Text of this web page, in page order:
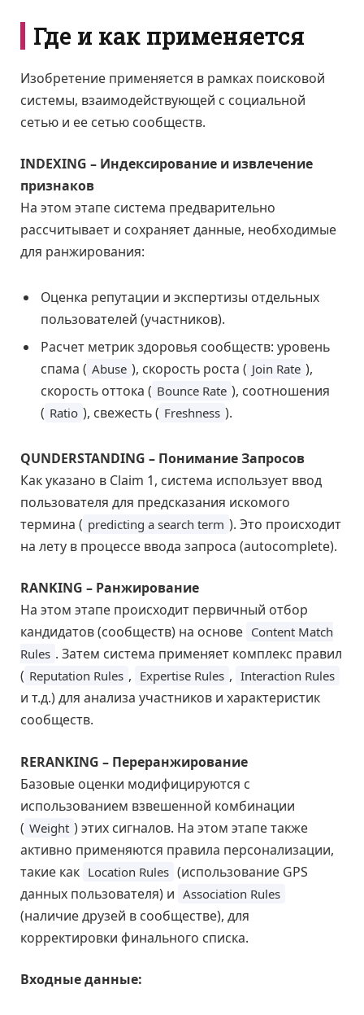
Где и как применяется
Изобретение применяется в рамках поисковой
системы, взаимодействующей с социальной
сетью и ее сетью сообществ.
INDEXING – Индексирование и извлечение
признаков
На этом этапе система предварительно
рассчитывает и сохраняет данные, необходимые
для ранжирования:
Оценка репутации и экспертизы отдельных
пользователей (участников).
Расчет метрик здоровья сообществ: уровень
спама ( Abuse ), скорость роста ( Join Rate ),
скорость оттока ( Bounce Rate ), соотношения
( Ratio ), свежесть ( Freshness ).
QUNDERSTANDING – Понимание Запросов
Как указано в Claim 1, система использует ввод
пользователя для предсказания искомого
термина ( predicting a search term ). Это происходит
на лету в процессе ввода запроса (autocomplete).
RANKING – Ранжирование
На этом этапе происходит первичный отбор
кандидатов (сообществ) на основе Content Match
Rules . Затем система применяет комплекс правил
( Reputation Rules , Expertise Rules , Interaction Rules
и т.д.) для анализа участников и характеристик
сообществ.
RERANKING – Переранжирование
Базовые оценки модифицируются с
использованием взвешенной комбинации
( Weight ) этих сигналов. На этом этапе также
активно применяются правила персонализации,
такие как Location Rules (использование GPS
данных пользователя) и Association Rules
(наличие друзей в сообществе), для
корректировки финального списка.
Входные данные: